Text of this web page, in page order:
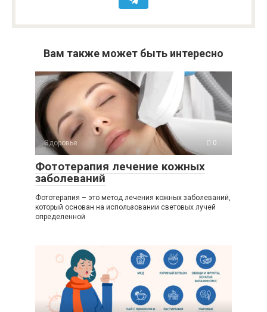
Вам также может быть интересно
Здоровье 0
Фототерапия лечение кожных
заболеваний
Фототерапия – это метод лечения кожных заболеваний,
который основан на использовании световых лучей
определенной